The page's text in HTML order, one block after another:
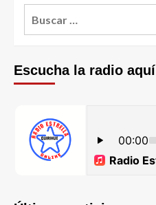
Escucha la radio aquí